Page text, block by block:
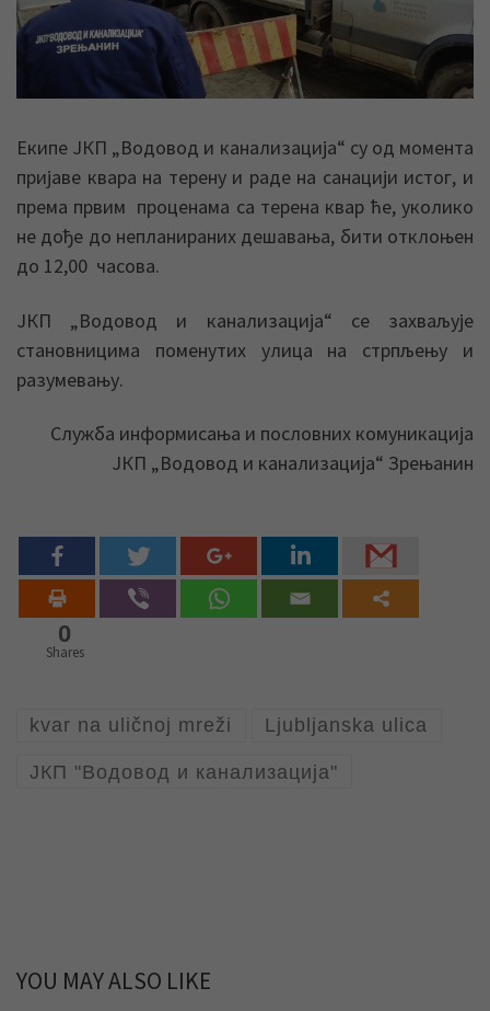
Екипе ЈКП „Водовод и канализација“ су од момента
пријаве квара на терену и раде на санацији истог, и
према првим проценама са терена квар ће, уколико
не дође до непланираних дешавања, бити отклоњен
до 12,00 часова.
ЈКП „Водовод и канализација“ се захваљује
становницима поменутих улица на стрпљењу и
разумевању.
Служба информисања и пословних комуникација
ЈКП „Водовод и канализација“ Зрењанин
0
Shares
kvar na uličnoj mreži Ljubljanska ulica
ЈКП "Водовод и канализација"
YOU MAY ALSO LIKE